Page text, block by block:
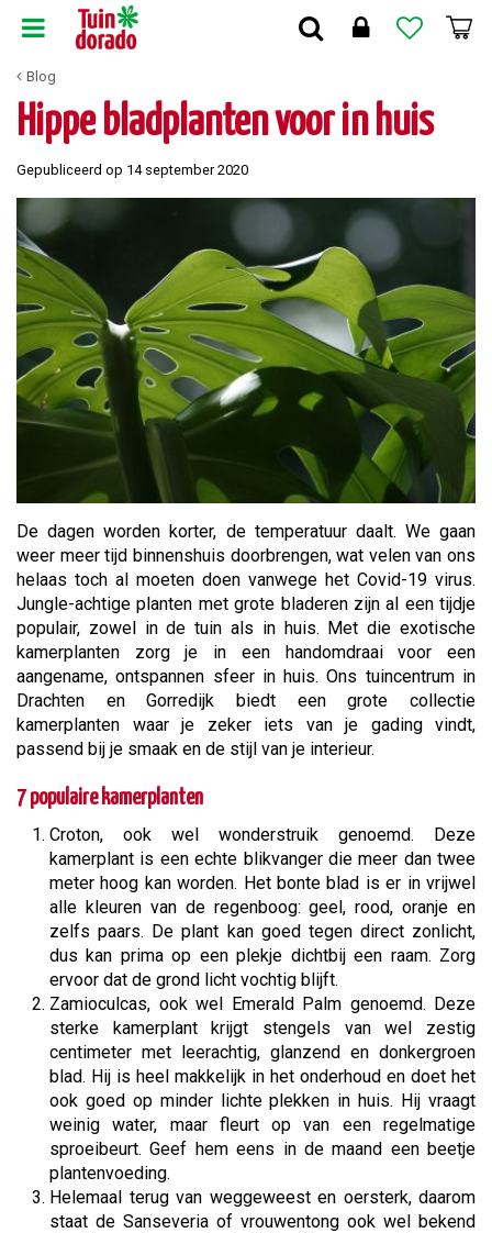
Blog
Hippe bladplanten voor in huis
Gepubliceerd op 14 september 2020
De dagen worden korter, de temperatuur daalt. We gaan
weer meer tijd binnenshuis doorbrengen, wat velen van ons
helaas toch al moeten doen vanwege het Covid-19 virus.
Jungle-achtige planten met grote bladeren zijn al een tijdje
populair, zowel in de tuin als in huis. Met die exotische
kamerplanten zorg je in een handomdraai voor een
aangename, ontspannen sfeer in huis. Ons tuincentrum in
Drachten en Gorredijk biedt een grote collectie
kamerplanten waar je zeker iets van je gading vindt,
passend bij je smaak en de stijl van je interieur.
7 populaire kamerplanten
Croton, ook wel wonderstruik genoemd. Deze
kamerplant is een echte blikvanger die meer dan twee
meter hoog kan worden. Het bonte blad is er in vrijwel
alle kleuren van de regenboog: geel, rood, oranje en
zelfs paars. De plant kan goed tegen direct zonlicht,
dus kan prima op een plekje dichtbij een raam. Zorg
ervoor dat de grond licht vochtig blijft.
Zamioculcas, ook wel Emerald Palm genoemd. Deze
sterke kamerplant krijgt stengels van wel zestig
centimeter met leerachtig, glanzend en donkergroen
blad. Hij is heel makkelijk in het onderhoud en doet het
ook goed op minder lichte plekken in huis. Hij vraagt
weinig water, maar fleurt op van een regelmatige
sproeibeurt. Geef hem eens in de maand een beetje
plantenvoeding.
Helemaal terug van weggeweest en oersterk, daarom
staat de Sanseveria of vrouwentong ook wel bekend